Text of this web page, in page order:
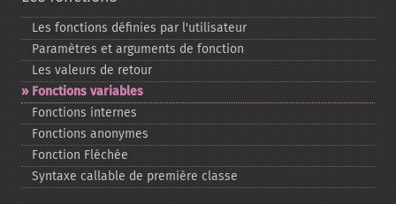
Les fonctions définies par l'utilisateur
Paramètres et arguments de fonction
Les valeurs de retour
Fonctions variables
Fonctions internes
Fonctions anonymes
Fonction Fléchée
Syntaxe callable de première classe